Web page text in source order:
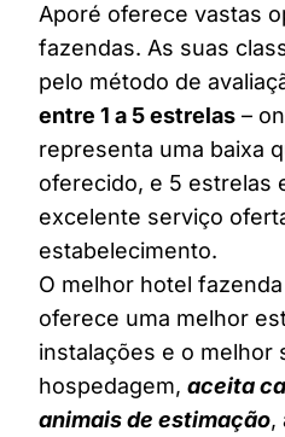
Aporé oferece vastas
fazendas. As suas
pelo método de
entre 1 a 5 estrelas –
representa uma baixa
oferecido, e 5 estrelas
excelente serviço
estabelecimento.
O melhor hotel
oferece uma melhor
instalações e o melhor
hospedagem, aceita
animais de estimação,